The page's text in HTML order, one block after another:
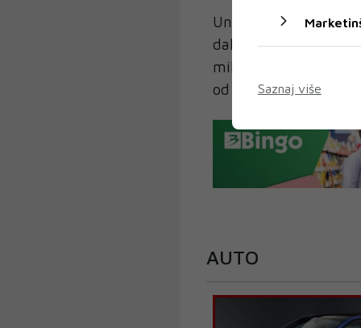
Unatoč izazovima,
dalje očekuje
milijardi eura, dok bi
od 4,7 do 5,2
AUTO
Saznaj više